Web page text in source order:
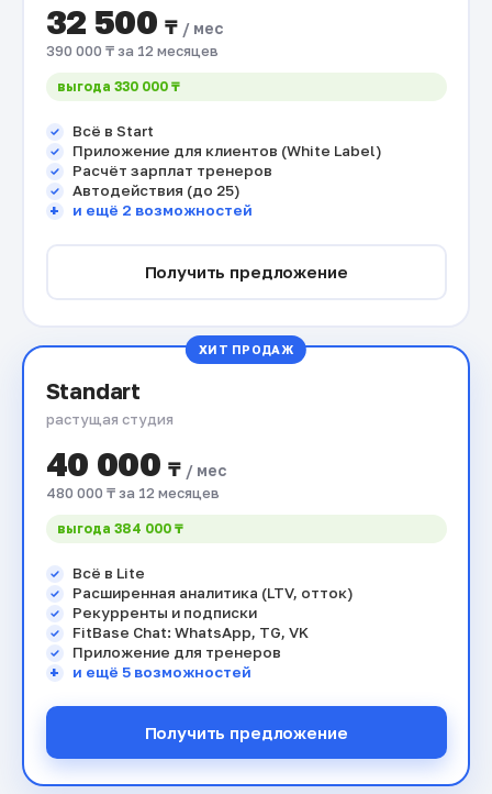
32 500₸/ мес
390 000 ₸ за 12 месяцев
выгода 330 000 ₸
Всё в Start
Приложение для клиентов (White Label)
Расчёт зарплат тренеров
Автодействия (до 25)
и ещё 2 возможностей
Получить предложение
ХИТ ПРОДАЖ
Standart
растущая студия
40 000₸/ мес
480 000 ₸ за 12 месяцев
выгода 384 000 ₸
Всё в Lite
Расширенная аналитика (LTV, отток)
Рекурренты и подписки
FitBase Chat: WhatsApp, TG, VK
Приложение для тренеров
и ещё 5 возможностей
Получить предложение